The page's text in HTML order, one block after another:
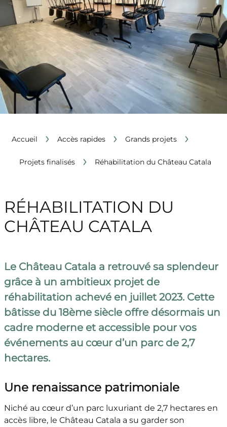
Accueil › Accès rapides › Grands projets ›
Projets finalisés › Réhabilitation du Château Catala
RÉHABILITATION DU
CHÂTEAU CATALA
Le Château Catala a retrouvé sa splendeur
grâce à un ambitieux projet de
réhabilitation achevé en juillet 2023. Cette
bâtisse du 18ème siècle offre désormais un
cadre moderne et accessible pour vos
événements au cœur d’un parc de 2,7
hectares.
Une renaissance patrimoniale
Niché au cœur d’un parc luxuriant de 2,7 hectares en
accès libre, le Château Catala a su garder son